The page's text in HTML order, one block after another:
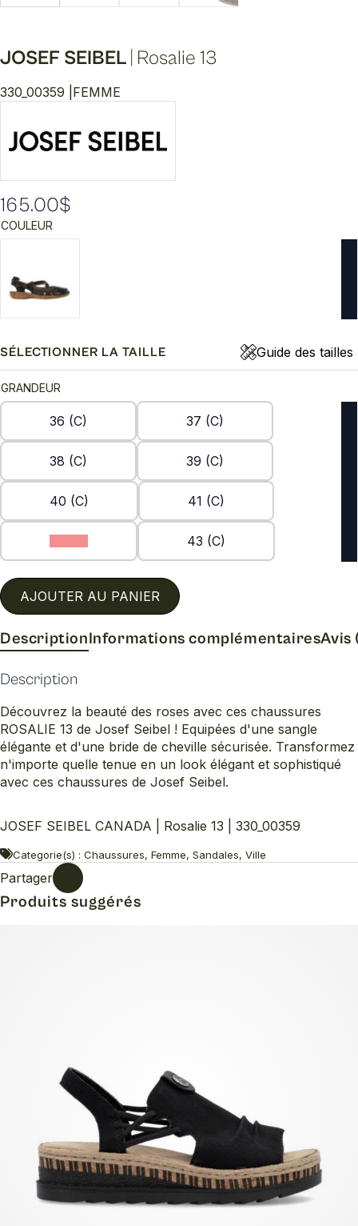
JOSEF SEIBEL Rosalie 13
330_00359 | FEMME
165.00$
COULEUR
SÉLECTIONNER LA TAILLE Guide des tailles
GRANDEUR
36 (C) 37 (C)
38 (C) 39 (C)
40 (C) 41 (C)
43 (C)
AJOUTER AU PANIER
DescriptionInformations complémentairesAvis
Description
Découvrez la beauté des roses avec ces chaussures
ROSALIE 13 de Josef Seibel ! Equipées d'une sangle
élégante et d'une bride de cheville sécurisée. Transformez
n'importe quelle tenue en un look élégant et sophistiqué
avec ces chaussures de Josef Seibel.
JOSEF SEIBEL CANADA | Rosalie 13 | 330_00359
Categorie(s) : Chaussures, Femme, Sandales, Ville
Partager
Produits suggérés